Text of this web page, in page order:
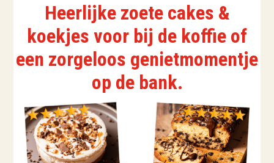
Heerlijke zoete cakes &
koekjes voor bij de koffie of
een zorgeloos genietmomentje
op de bank.